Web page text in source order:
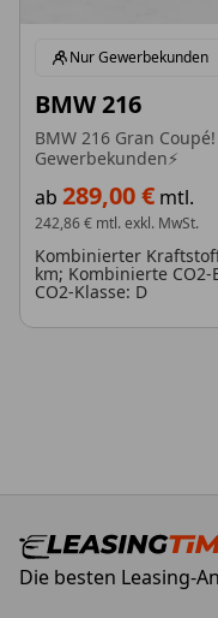
Nur Gewerbekunden
BMW 216
BMW 216 Gran
Gewerbekunden⚡
ab 289,00 € mtl.
242,86 € mtl. exkl. MwSt.
Kombinierter
km; Kombinierte
CO2-Klasse: D
Die besten Leasing-